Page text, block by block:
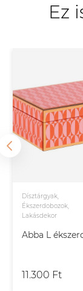
Ez
Abba L
Dísztárgyak,
Ékszerdobozok,
Lakásdekor
11.300 Ft